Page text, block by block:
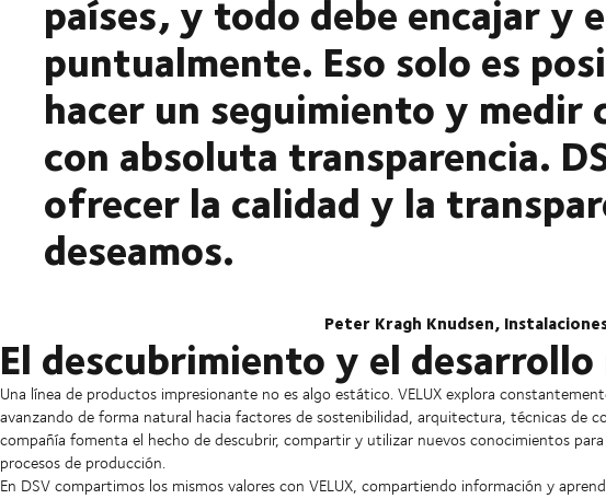
países, y todo debe encajar y
puntualmente. Eso solo es
hacer un seguimiento y medir
con absoluta transparencia.
ofrecer la calidad y la
deseamos.
Peter Kragh Knudsen, Instalaciones y logística
El descubrimiento y el desarrollo
Una línea de productos impresionante no es algo estático. VELUX explora
avanzando de forma natural hacia factores de sostenibilidad, arquitectura, técnicas de
compañía fomenta el hecho de descubrir, compartir y utilizar nuevos conocimientos
procesos de producción.
En DSV compartimos los mismos valores con VELUX, compartiendo información y